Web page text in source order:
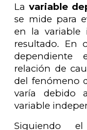
La variable
se mide para
en la variable
resultado. En
relación de
del fenómeno
varía debido
variable
Siguiendo